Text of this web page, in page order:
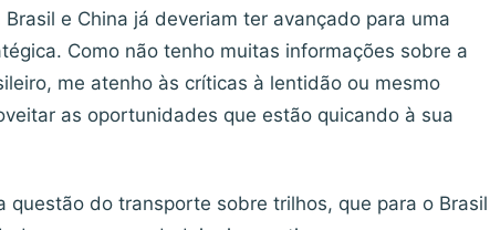
e China já deveriam ter avançado para uma
Como não tenho muitas informações sobre a
me atenho às críticas à lentidão ou mesmo
as oportunidades que estão quicando à sua
do transporte sobre trilhos, que para o Brasil